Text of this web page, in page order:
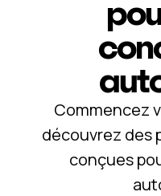
Commencez
découvrez des
conçues